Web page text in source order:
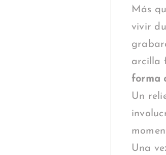
de
Más
vivir
arcilla
forma
Un
Una